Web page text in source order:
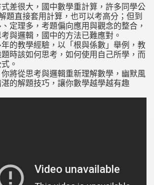
差很大，國中數學重計算，許多同學公
題直接套用計算，也可以考高分；但到
定理多，考題偏向應用與觀念的整合，
與邏輯，國中的方法已難應對。
的教學經驗，以「根與係數」舉例，教
時該如何思考，如何使用自己所學，而
。
將從思考與邏輯重新理解數學，幽默風
的解題技巧，讓你數學越學越有趣